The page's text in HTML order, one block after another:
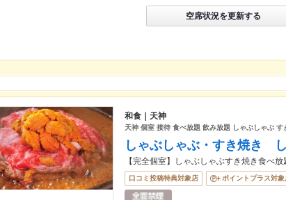
空席状況を更新する
和食｜天神
天神 個室 接待 食べ放題 飲み放題 しゃぶしゃぶ
しゃぶしゃぶ・すき焼き
【完全個室】しゃぶしゃぶすき焼き食べ放
口コミ投稿特典対象店 ポイントプラス対象